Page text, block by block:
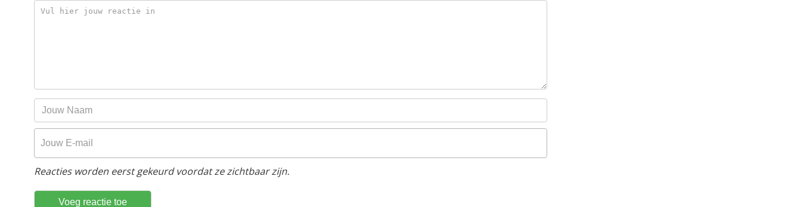
Reacties worden eerst gekeurd voordat ze zichtbaar zijn.